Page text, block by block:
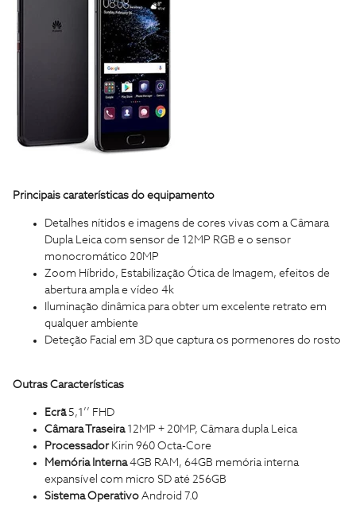
Principais caraterísticas do equipamento
Detalhes nítidos e imagens de cores vivas com a Câmara
Dupla Leica com sensor de 12MP RGB e o sensor
monocromático 20MP
Zoom Híbrido, Estabilização Ótica de Imagem, efeitos de
abertura ampla e vídeo 4k
Iluminação dinâmica para obter um excelente retrato em
qualquer ambiente
Deteção Facial em 3D que captura os pormenores do rosto
Outras Características
Ecrã5,1’’ FHD
Câmara Traseira12MP + 20MP, Câmara dupla Leica
Processador Kirin 960 Octa-Core
Memória Interna4GB RAM, 64GB memória interna
expansível com micro SD até 256GB
Sistema Operativo Android 7.0